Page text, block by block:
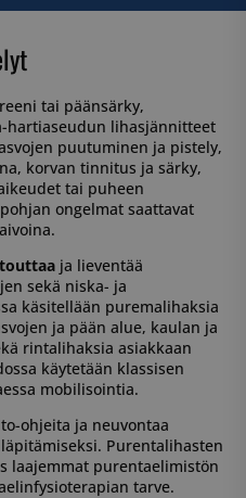
tai päänsärky,
hartiaseudun lihasjännitteet
puutuminen ja pistely,
korvan tinnitus ja särky,
tai puheen
ongelmat saattavat
ja lieventää
sekä niska- ja
käsitellään puremalihaksia
ja pään alue, kaulan ja
rintalihaksia asiakkaan
käytetään klassisen
mobilisointia.
ohjeita ja neuvontaa
Purentalihasten
laajemmat purentaelimistön
tarve.